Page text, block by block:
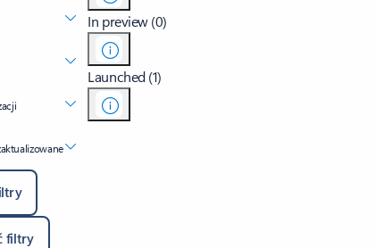
filtry
In preview (0)
Launched (1)